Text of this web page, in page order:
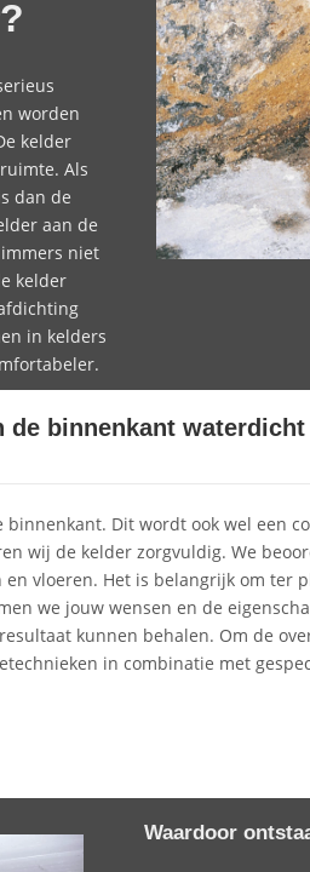
worden
kelder
Als
dan de
aan de
niet
kelder
in kelders
de binnenkant waterdicht
Dit wordt ook wel een
wij de kelder zorgvuldig. We
vloeren. Het is belangrijk om ter
we jouw wensen en de
kunnen behalen. Om de
in combinatie met
Waardoor